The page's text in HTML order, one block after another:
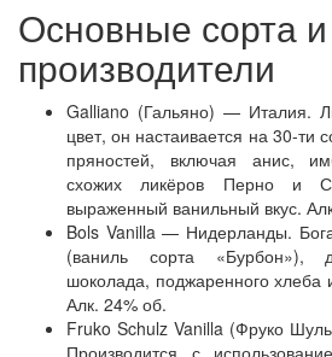
Основные сорта и
производители
Galliano (Гальяно) — Италия.
цвет, он настаивается на 30-ти
пряностей, включая анис,
схожих ликёров Перно и
выраженный ванильный вкус.
Bols Vanilla — Нидерланды.
(ваниль сорта «Бурбон»),
шоколада, поджаренного хлеба
Алк. 24% об.
Fruko Schulz Vanilla (Фруко